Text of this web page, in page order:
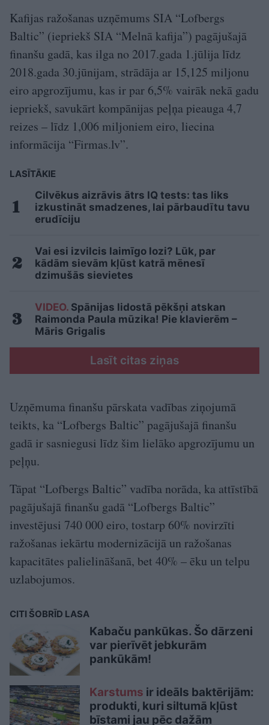
Kafijas ražošanas uzņēmums SIA “Lofbergs
Baltic” (iepriekš SIA “Melnā kafija”) pagājušajā
finanšu gadā, kas ilga no 2017.gada 1.jūlija līdz
2018.gada 30.jūnijam, strādāja ar 15,125 miljonu
eiro apgrozījumu, kas ir par 6,5% vairāk nekā gadu
iepriekš, savukārt kompānijas peļņa pieauga 4,7
reizes – līdz 1,006 miljoniem eiro, liecina
informācija “Firmas.lv”.
LASĪTĀKIE
Cilvēkus aizrāvis ātrs IQ tests: tas liks
izkustināt smadzenes, lai pārbaudītu tavu
erudīciju
Vai esi izvilcis laimīgo lozi? Lūk, par
kādām sievām kļūst katrā mēnesī
dzimušās sievietes
VIDEO. Spānijas lidostā pēkšņi atskan
Raimonda Paula mūzika! Pie klavierēm –
Māris Grigalis
Lasīt citas ziņas
Uzņēmuma finanšu pārskata vadības ziņojumā
teikts, ka “Lofbergs Baltic” pagājušajā finanšu
gadā ir sasniegusi līdz šim lielāko apgrozījumu un
peļņu.
Tāpat “Lofbergs Baltic” vadība norāda, ka attīstībā
pagājušajā finanšu gadā “Lofbergs Baltic”
investējusi 740 000 eiro, tostarp 60% novirzīti
ražošanas iekārtu modernizācijā un ražošanas
kapacitātes palielināšanā, bet 40% – ēku un telpu
uzlabojumos.
CITI ŠOBRĪD LASA
Kabaču pankūkas. Šo dārzeni
var pierīvēt jebkurām
pankūkām!
Karstums ir ideāls baktērijām:
produkti, kuri siltumā kļūst
bīstami jau pēc dažām